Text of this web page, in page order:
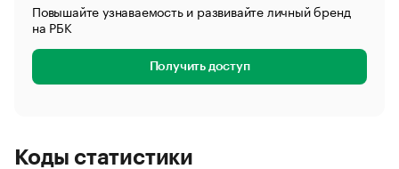
Повышайте узнаваемость и развивайте личный бренд
на РБК
Получить доступ
Коды статистики